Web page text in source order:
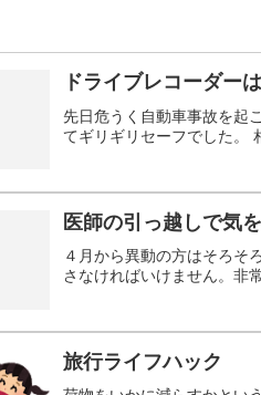
ドライブレコーダー
先日危うく自動車事故を起
てギリギリセーフでした。
医師の引っ越しで気
４月から異動の方はそろそ
さなければいけません。非
旅行ライフハック